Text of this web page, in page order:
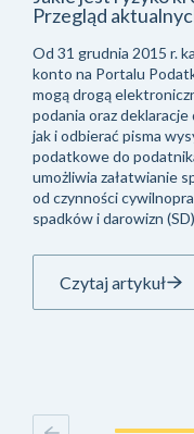
Przegląd
Od 31 grudnia 2015 r.
konto na Portalu
mogą drogą
podania oraz
jak i odbierać pisma
podatkowe do
umożliwia załatwianie
od czynności
spadków i darowizn
Czytaj artykuł